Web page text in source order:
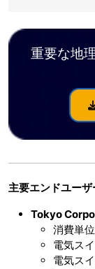
重要な地
主要エンドユーザ
Tokyo
消費単位
電気ス
電気ス